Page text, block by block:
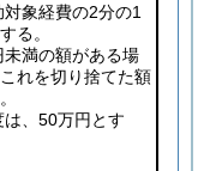
象経費の2分の1
る。
満の額がある場
れを切り捨てた額
、50万円とす